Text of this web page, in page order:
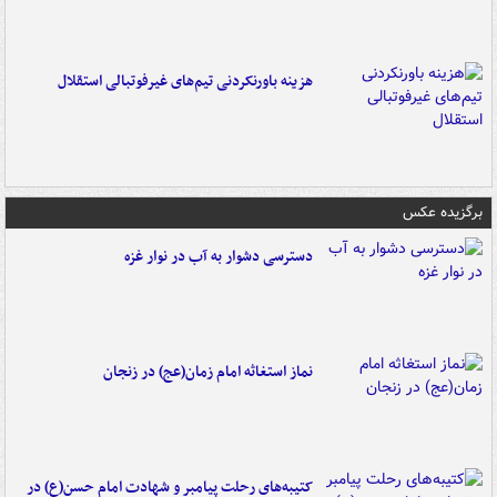
هزینه باورنکردنی تیم‌های غیرفوتبالی استقلال
برگزیده عکس
دسترسی دشوار به آب در نوار غزه
نماز استغاثه امام زمان(عج) در زنجان
کتیبه‌های رحلت پیامبر و شهادت امام حسن(ع) در